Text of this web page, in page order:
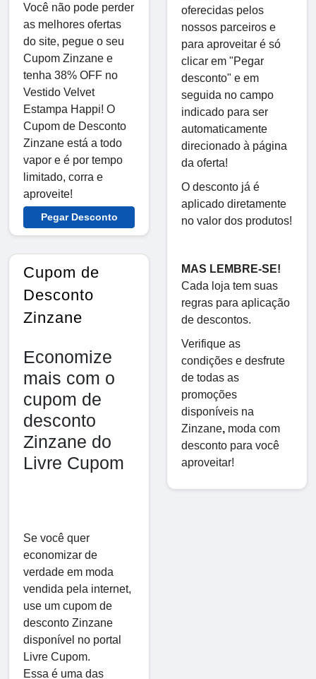
Você não pode perder
as melhores ofertas
do site, pegue o seu
Cupom Zinzane e
tenha 38% OFF no
Vestido Velvet
Estampa Happi! O
Cupom de Desconto
Zinzane está a todo
vapor e é por tempo
limitado, corra e
aproveite!
Pegar Desconto
Cupom de
Desconto
Zinzane
Economize
mais com o
cupom de
desconto
Zinzane do
Livre Cupom
Se você quer
economizar de
verdade em moda
vendida pela internet,
use um cupom de
desconto Zinzane
disponível no portal
Livre Cupom.
Essa é uma das
oferecidas pelos
nossos parceiros e
para aproveitar é só
clicar em "Pegar
desconto" e em
seguida no campo
indicado para ser
automaticamente
direcionado à página
da oferta!
O desconto já é
aplicado diretamente
no valor dos produtos!
MAS LEMBRE-SE!
Cada loja tem suas
regras para aplicação
de descontos.
Verifique as
condições e desfrute
de todas as
promoções
disponíveis na
Zinzane, moda com
desconto para você
aproveitar!